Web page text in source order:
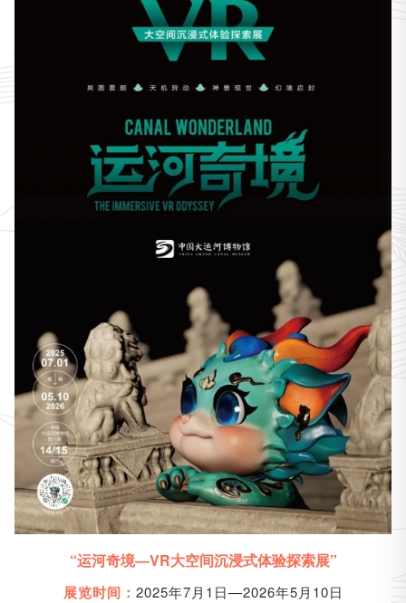
“运河奇境—VR大空间沉浸式体验探索展”
展览时间： 2025年7月1日—2026年5月10日